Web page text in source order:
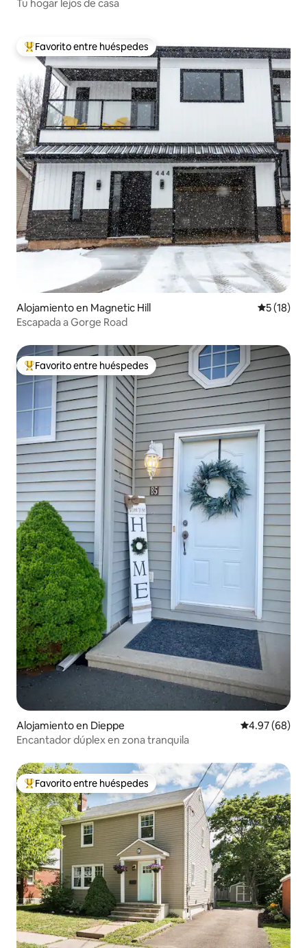
Tu hogar lejos de casa
Favorito entre huéspedes preferido
Favorito entre huéspedes
Alojamiento en Magnetic Hill
5 (18)
Escapada a Gorge Road
Favorito entre huéspedes preferido
Favorito entre huéspedes
Alojamiento en Dieppe Calificación
4.97 (68)
Encantador dúplex en zona tranquila
Favorito entre huéspedes preferido
Favorito entre huéspedes